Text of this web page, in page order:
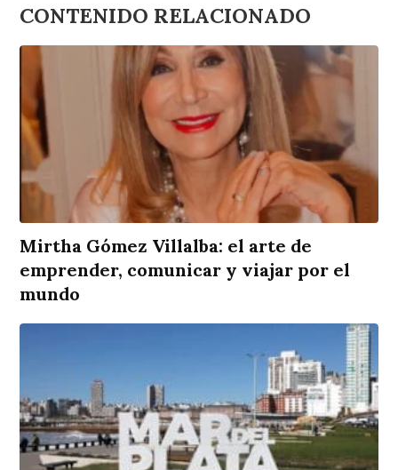
CONTENIDO RELACIONADO
Mirtha Gómez Villalba: el arte de
emprender, comunicar y viajar por el
mundo